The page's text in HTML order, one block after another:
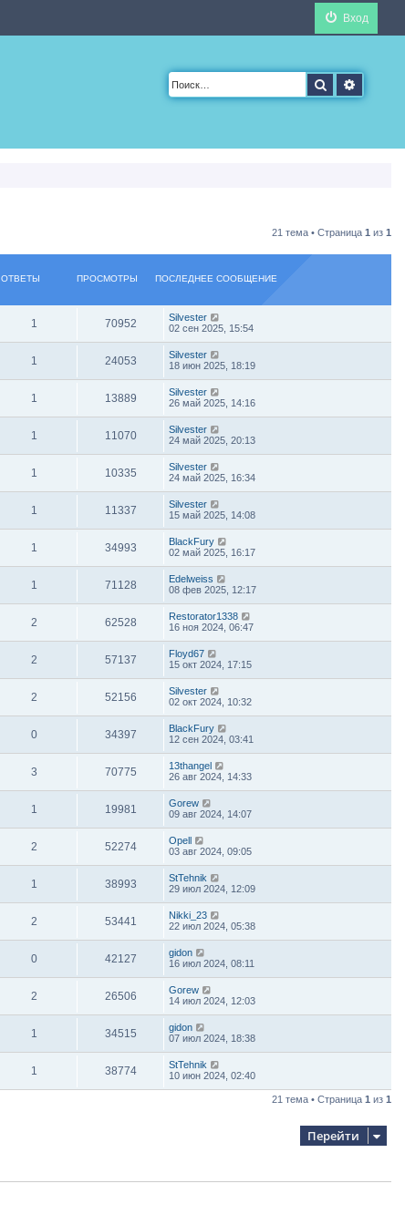
Вход
Поиск
21 тема • Страница 1 из 1
ОТВЕТЫ ПРОСМОТРЫ ПОСЛЕДНЕЕ СООБЩЕНИЕ
1 70952
Silvester
02 сен 2025, 15:54
1 24053
Silvester
18 июн 2025, 18:19
1 13889
Silvester
26 май 2025, 14:16
1 11070
Silvester
24 май 2025, 20:13
1 10335
Silvester
24 май 2025, 16:34
1 11337
Silvester
15 май 2025, 14:08
1 34993
BlackFury
02 май 2025, 16:17
1 71128
Edelweiss
08 фев 2025, 12:17
2 62528
Restorator1338
16 ноя 2024, 06:47
2 57137
Floyd67
15 окт 2024, 17:15
2 52156
Silvester
02 окт 2024, 10:32
0 34397
BlackFury
12 сен 2024, 03:41
3 70775
13thangel
26 авг 2024, 14:33
1 19981
Gorew
09 авг 2024, 14:07
2 52274
Opell
03 авг 2024, 09:05
1 38993
StTehnik
29 июл 2024, 12:09
2 53441
Nikki_23
22 июл 2024, 05:38
0 42127
gidon
16 июл 2024, 08:11
2 26506
Gorew
14 июл 2024, 12:03
1 34515
gidon
07 июл 2024, 18:38
1 38774
StTehnik
10 июн 2024, 02:40
21 тема • Страница 1 из 1
Перейти